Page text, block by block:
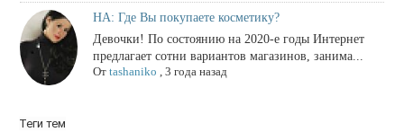
НА: Где Вы покупаете косметику?
Девочки! По состоянию на 2020-е годы Интернет
предлагает сотни вариантов магазинов, занима...
От tashaniko , 3 года назад
Теги тем